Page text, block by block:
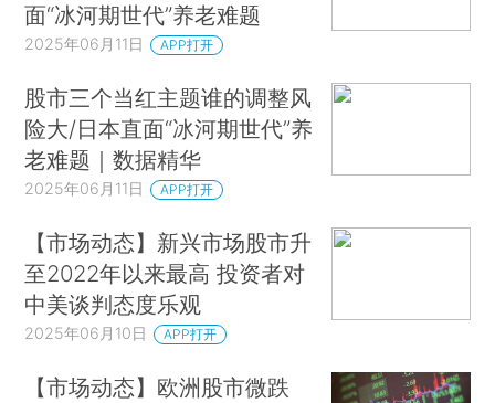
面“冰河期世代”养老难题
2025年06月11日 APP打开
股市三个当红主题谁的调整风
险大/日本直面“冰河期世代”养
老难题｜数据精华
2025年06月11日 APP打开
【市场动态】新兴市场股市升
至2022年以来最高 投资者对
中美谈判态度乐观
2025年06月10日 APP打开
【市场动态】欧洲股市微跌